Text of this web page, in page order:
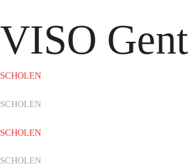
VISO Gent
SCHOLEN
SCHOLEN
SCHOLEN
SCHOLEN